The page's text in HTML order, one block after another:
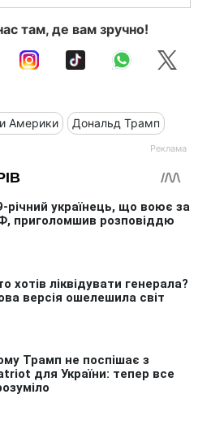
там, де вам зручно!
Америки Дональд Трамп